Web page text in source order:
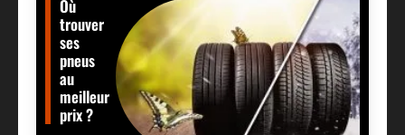
Où
trouver
ses
pneus
au
meilleur
prix ?